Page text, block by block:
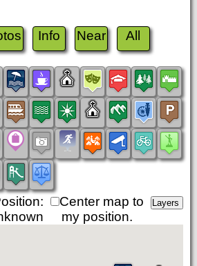
Info Near All
Center map to
my position.